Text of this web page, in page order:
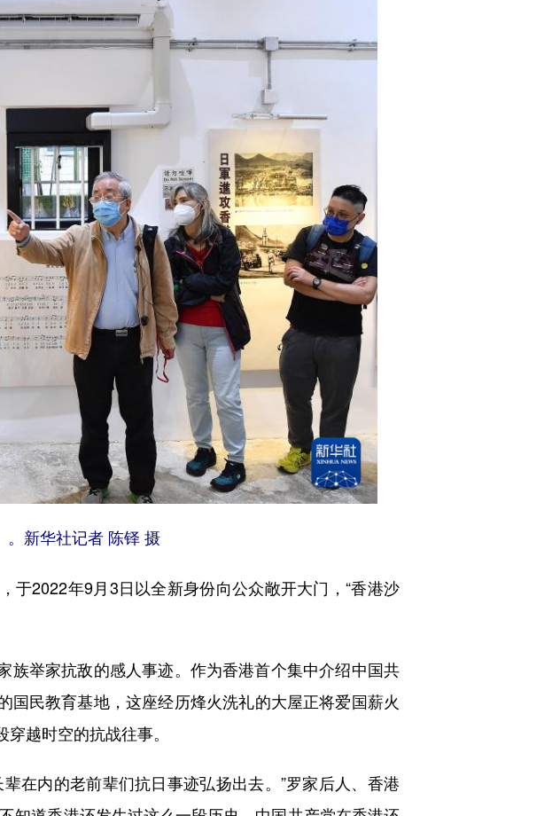
新华社记者 陈铎 摄
2022年9月3日以全新身份向公众敞开大门，“香港沙
举家抗敌的感人事迹。作为香港首个集中介绍中国共
国民教育基地，这座经历烽火洗礼的大屋正将爱国薪火
越时空的抗战往事。
内的老前辈们抗日事迹弘扬出去。”罗家后人、香港